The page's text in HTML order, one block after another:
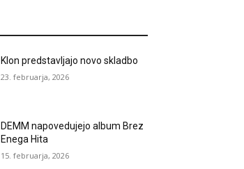
Klon predstavljajo novo skladbo
23. februarja, 2026
DEMM napovedujejo album Brez
Enega Hita
15. februarja, 2026